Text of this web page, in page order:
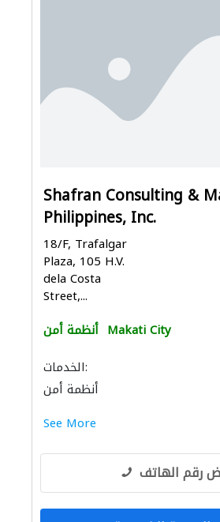
Shafran Consulting &
Philippines, Inc.
18/F, Trafalgar
Plaza, 105 H.V.
dela Costa
Street,...
أنظمة أمن Makati City
الخدمات:
أنظمة أمن
See More
رقم الهاتف